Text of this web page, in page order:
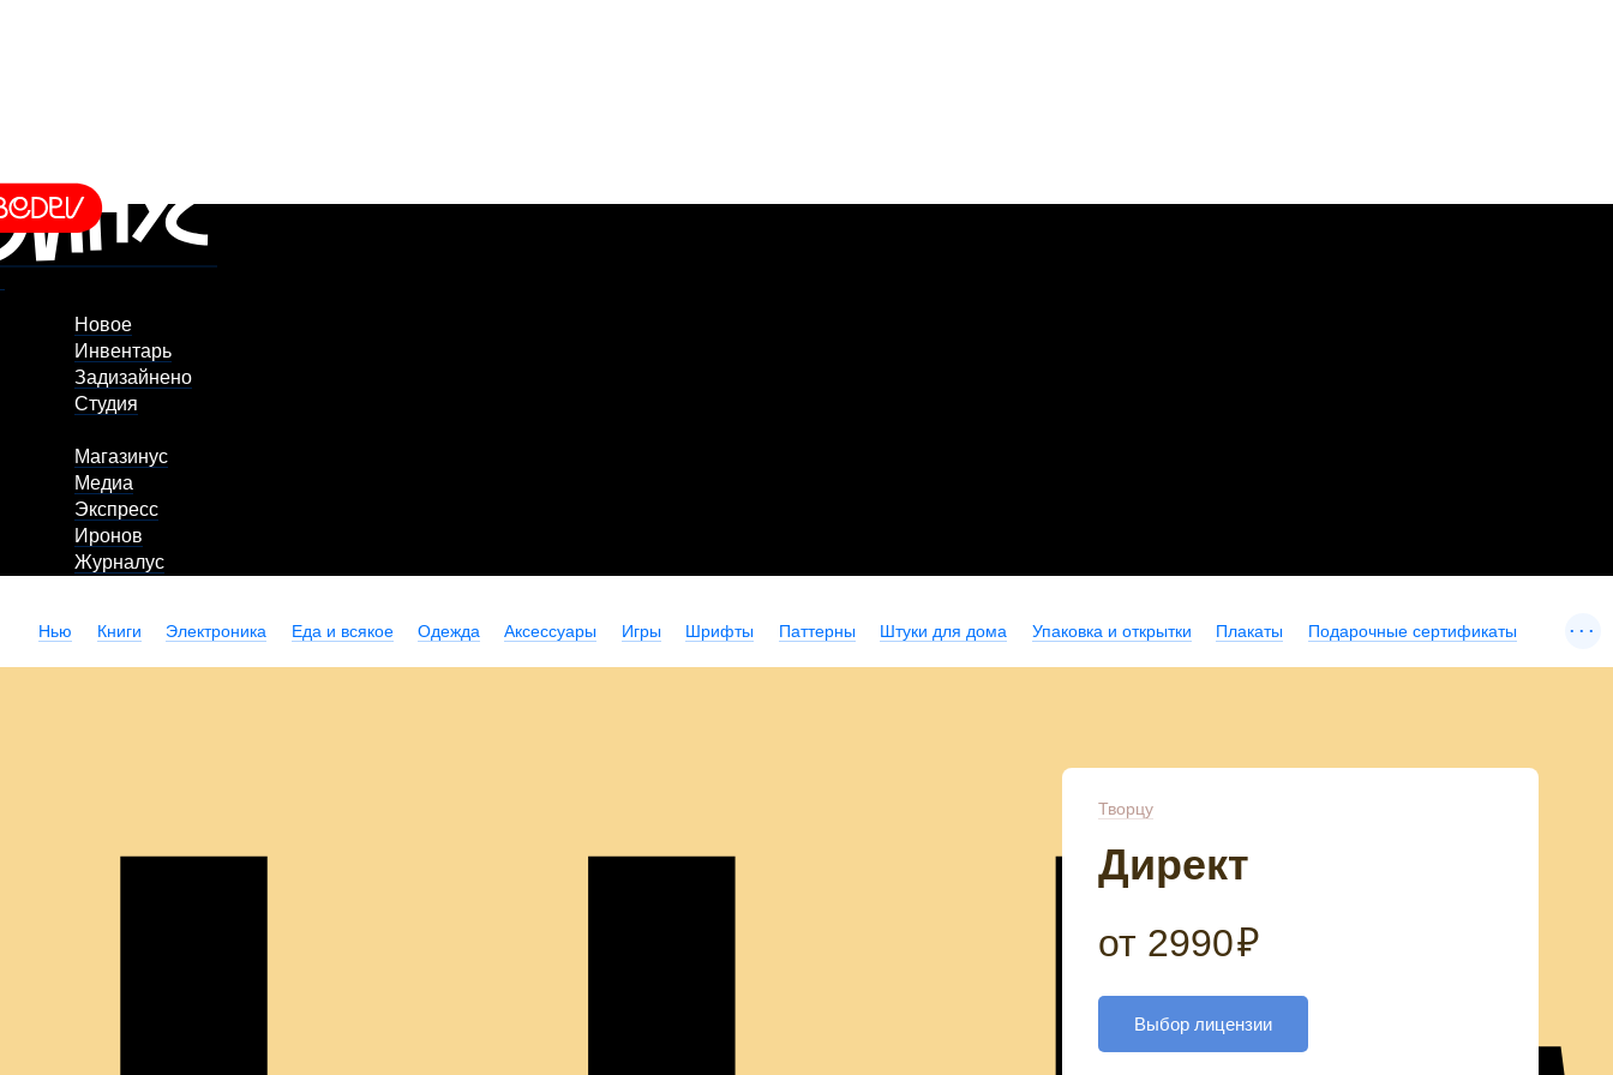
Новое
Инвентарь
Задизайнено
Студия
Магазинус
Медиа
Экспресс
Иронов
Журналус
Нью Книги Электроника Еда и всякое Одежда Аксессуары Игры Шрифты Паттерны Штуки для дома Упаковка и открытки Плакаты Подарочные сертификаты ...
Творцу
Директ
от 2990₽
Выбор лицензии